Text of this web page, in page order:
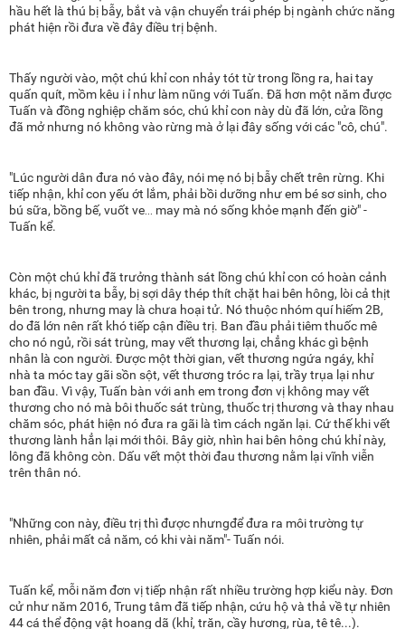
hầu hết là thú bị bẫy, bắt và vận chuyển trái phép bị ngành chức năng
phát hiện rồi đưa về đây điều trị bệnh.
Thấy người vào, một chú khỉ con nhảy tót từ trong lồng ra, hai tay
quấn quít, mồm kêu i ỉ như làm nũng với Tuấn. Đã hơn một năm được
Tuấn và đồng nghiệp chăm sóc, chú khỉ con này dù đã lớn, cửa lồng
đã mở nhưng nó không vào rừng mà ở lại đây sống với các "cô, chú".
"Lúc người dân đưa nó vào đây, nói mẹ nó bị bẫy chết trên rừng. Khi
tiếp nhận, khỉ con yếu ớt lắm, phải bồi dưỡng như em bé sơ sinh, cho
bú sữa, bồng bế, vuốt ve… may mà nó sống khỏe mạnh đến giờ" -
Tuấn kể.
Còn một chú khỉ đã trưởng thành sát lồng chú khỉ con có hoàn cảnh
khác, bị người ta bẫy, bị sợi dây thép thít chặt hai bên hông, lòi cả thịt
bên trong, nhưng may là chưa hoại tử. Nó thuộc nhóm quí hiếm 2B,
do đã lớn nên rất khó tiếp cận điều trị. Ban đầu phải tiêm thuốc mê
cho nó ngủ, rồi sát trùng, may vết thương lại, chẳng khác gì bệnh
nhân là con người. Được một thời gian, vết thương ngứa ngáy, khỉ
nhà ta móc tay gãi sồn sột, vết thương tróc ra lại, trầy trụa lại như
ban đầu. Vì vậy, Tuấn bàn với anh em trong đơn vị không may vết
thương cho nó mà bôi thuốc sát trùng, thuốc trị thương và thay nhau
chăm sóc, phát hiện nó đưa ra gãi là tìm cách ngăn lại. Cứ thế khi vết
thương lành hẳn lại mới thôi. Bây giờ, nhìn hai bên hông chú khỉ này,
lông đã không còn. Dấu vết một thời đau thương nằm lại vĩnh viễn
trên thân nó.
"Những con này, điều trị thì được nhưngđể đưa ra môi trường tự
nhiên, phải mất cả năm, có khi vài năm"- Tuấn nói.
Tuấn kể, mỗi năm đơn vị tiếp nhận rất nhiều trường hợp kiểu này. Đơn
cử như năm 2016, Trung tâm đã tiếp nhận, cứu hộ và thả về tự nhiên
44 cá thể động vật hoang dã (khỉ, trăn, cầy hương, rùa, tê tê...).